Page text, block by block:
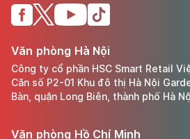
Văn phòng Hà Nội
Công ty cổ phần HSC Smart Retail
Căn số P2-01 Khu đô thị Hà Nội
Bàn, quận Long Biên, thành phố Hà
Văn phòng Hồ Chí Minh